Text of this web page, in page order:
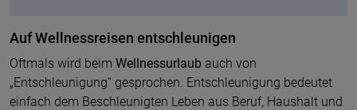
Auf Wellnessreisen entschleunigen
Oftmals wird beim Wellnessurlaub auch von
„Entschleunigung“ gesprochen. Entschleunigung bedeutet
einfach dem Beschleunigten Leben aus Beruf, Haushalt und